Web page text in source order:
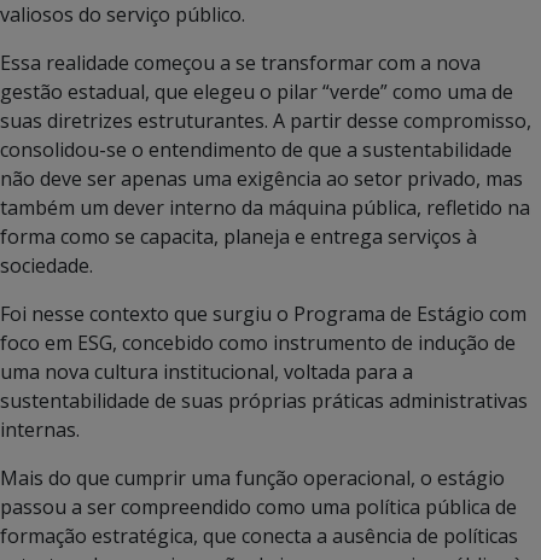
valiosos do serviço público.
Essa realidade começou a se transformar com a nova
gestão estadual, que elegeu o pilar “verde” como uma de
suas diretrizes estruturantes. A partir desse compromisso,
consolidou-se o entendimento de que a sustentabilidade
não deve ser apenas uma exigência ao setor privado, mas
também um dever interno da máquina pública, refletido na
forma como se capacita, planeja e entrega serviços à
sociedade.
Foi nesse contexto que surgiu o Programa de Estágio com
foco em ESG, concebido como instrumento de indução de
uma nova cultura institucional, voltada para a
sustentabilidade de suas próprias práticas administrativas
internas.
Mais do que cumprir uma função operacional, o estágio
passou a ser compreendido como uma política pública de
formação estratégica, que conecta a ausência de políticas